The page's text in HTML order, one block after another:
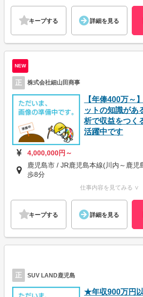
キープする 詳細を見る
NEW
正 株式会社細山田商事
【年俸400万～
ットの知識があ
析で収益をつく
活躍中です
4,000,000円～
鹿児島市 / JR鹿児島本線(川内～鹿児
歩8分
仕事内容を見てみる ∨
キープする 詳細を見る
正 SUV LAND鹿児島
★年収900万円